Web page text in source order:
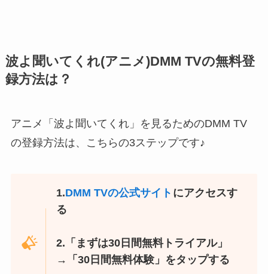
波よ聞いてくれ(アニメ)DMM TVの無料登
録方法は？
アニメ「波よ聞いてくれ」を見るためのDMM TV
の登録方法は、こちらの3ステップです♪
1.DMM TVの公式サイト にアクセスす
る
2.「まずは30日間無料トライアル」
→「30日間無料体験」をタップする